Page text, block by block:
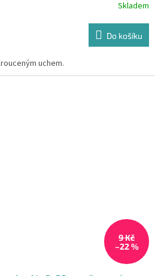
Skladem
Do košíku
uchem.
9 Kč
–22 %